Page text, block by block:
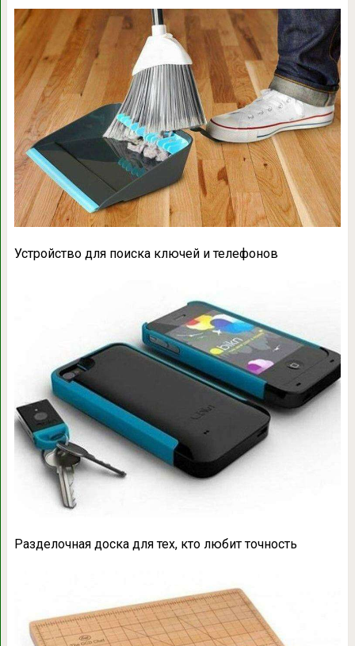
Устройство для поиска ключей и телефонов
Разделочная доска для тех, кто любит точность